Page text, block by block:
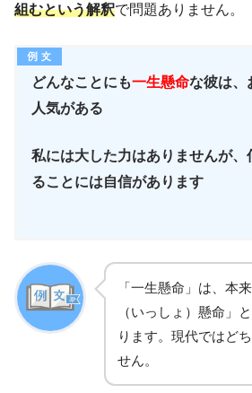
組むという解釈で問題ありません。
どんなことにも一生懸命な彼は、
人気がある
私には大した力はありませんが、
ることには自信があります
「一生懸命」は、本
（いっしょ）懸命」
ります。現代ではど
せん。